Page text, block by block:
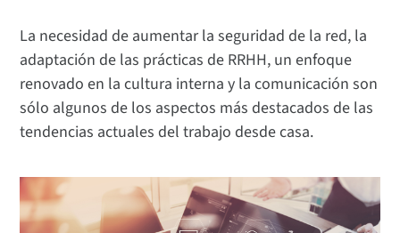
La necesidad de aumentar la seguridad de la red, la
adaptación de las prácticas de RRHH, un enfoque
renovado en la cultura interna y la comunicación son
sólo algunos de los aspectos más destacados de las
tendencias actuales del trabajo desde casa.